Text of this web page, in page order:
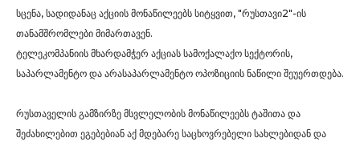
სცენა, სადიდანაც აქციის მონაწილეებს სიტყვით, "რუსთავი2"-ის
თანამშრომლები მიმართავენ.
ტელეკომპანიის მხარდამჭერ აქციას სამოქალაქო სექტორის,
საპარლამენტო და არასაპარლამენტო ოპოზიციის ნაწილი შეუერთდება.
რუსთაველის გამზირზე მსვლელობის მონაწილეებს ტაშითა და
შეძახილებით ეგებებიან აქ მდებარე საცხოვრებელი სახლებიდან და